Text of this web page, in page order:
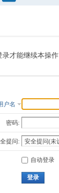
索
录才能继续本操作
户名
密码:
提问:
自动登录
登录